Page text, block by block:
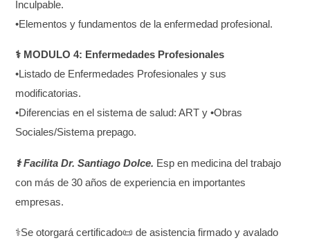
Inculpable.
•Elementos y fundamentos de la enfermedad profesional.
⚕ MODULO 4: Enfermedades Profesionales
•Listado de Enfermedades Profesionales y sus
modificatorias.
•Diferencias en el sistema de salud: ART y •Obras
Sociales/Sistema prepago.
⚕ Facilita Dr. Santiago Dolce. Esp en medicina del trabajo
con más de 30 años de experiencia en importantes
empresas.
⚕Se otorgará certificado📜 de asistencia firmado y avalado